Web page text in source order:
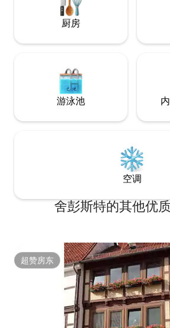
室。「花园房」配有标准双人床，设有独
立卫生间，阁楼设有放松区，配有另一台
电视。「俾斯麦房间」配有一张加大双人
床，「铁路房间」配有两张单人床。两
每位房客提供一套毛巾。 为了让您充电放
松，并为您的健康做些好事，我们在外楼
安装了一间带有BI-O桑拿加热器的桑拿
交替浸泡，以刺激和支持血液循环-也
厨房
游泳池
空调
舍彭斯特的其他优
超赞房东
超赞房东